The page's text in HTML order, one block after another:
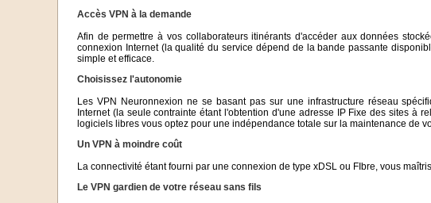
Accès VPN à la demande
Afin de permettre à vos collaborateurs itinérants d'accéder aux données
connexion Internet (la qualité du service dépend de la bande passante
simple et efficace.
Choisissez l'autonomie
Les VPN Neuronnexion ne se basant pas sur une infrastructure réseau
Internet (la seule contrainte étant l'obtention d'une adresse IP Fixe des sites à
logiciels libres vous optez pour une indépendance totale sur la maintenance de
Un VPN à moindre coût
La connectivité étant fourni par une connexion de type xDSL ou FIbre, vous
Le VPN gardien de votre réseau sans fils